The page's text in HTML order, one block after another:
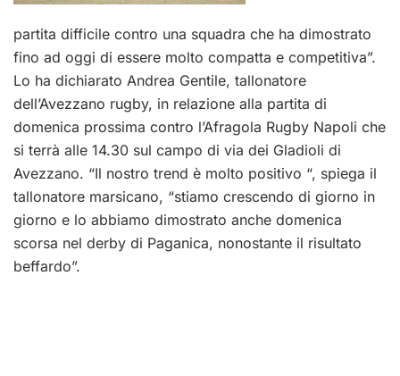
partita difficile contro una squadra che ha dimostrato
fino ad oggi di essere molto compatta e competitiva”.
Lo ha dichiarato Andrea Gentile, tallonatore
dell’Avezzano rugby, in relazione alla partita di
domenica prossima contro l’Afragola Rugby Napoli che
si terrà alle 14.30 sul campo di via dei Gladioli di
Avezzano. “Il nostro trend è molto positivo “, spiega il
tallonatore marsicano, “stiamo crescendo di giorno in
giorno e lo abbiamo dimostrato anche domenica
scorsa nel derby di Paganica, nonostante il risultato
beffardo”.